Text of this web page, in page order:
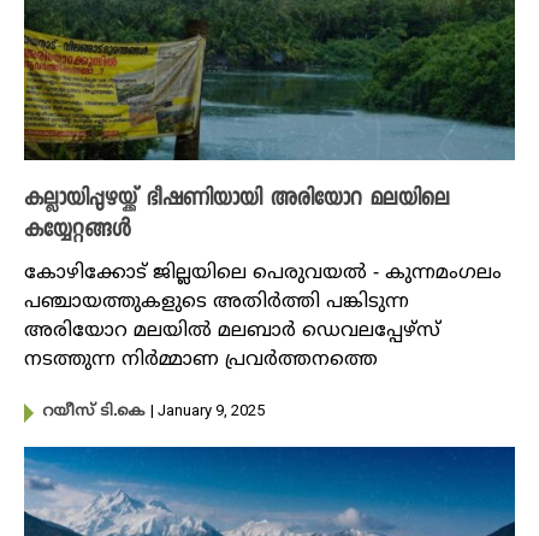
കല്ലായിപ്പുഴയ്ക്ക് ഭീഷണിയായി അരിയോറ മലയിലെ
കയ്യേറ്റങ്ങൾ
കോഴിക്കോട് ജില്ലയിലെ പെരുവയൽ - കുന്നമംഗലം
പഞ്ചായത്തുകളുടെ അതിർത്തി പങ്കിടുന്ന
അരിയോറ മലയിൽ മലബാർ ഡെവലപ്പേഴ്‌സ്
നടത്തുന്ന നിർമ്മാണ പ്രവർത്തനത്തെ
റയീസ് ടി.കെ | January 9, 2025